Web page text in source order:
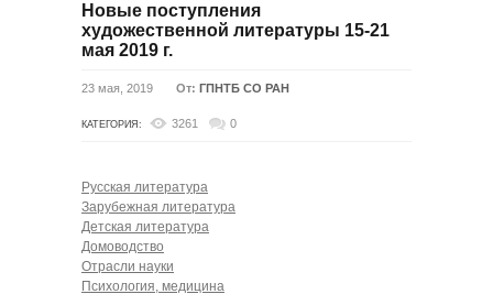
Новые поступления
художественной литературы 15-21
мая 2019 г.
23 мая, 2019 От: ГПНТБ СО РАН
КАТЕГОРИЯ: 3261 0
Русская литература
Зарубежная литература
Детская литература
Домоводство
Отрасли науки
Психология, медицина